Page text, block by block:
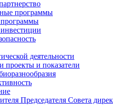
программы
деятельности
проекты и показатели
Председателя Совета